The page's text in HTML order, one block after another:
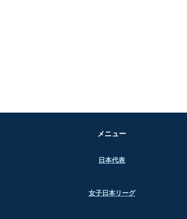
メニュー
日本代表
女子日本リーグ